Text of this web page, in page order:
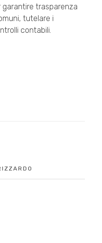
trasparenza
tutelare i
contabili.